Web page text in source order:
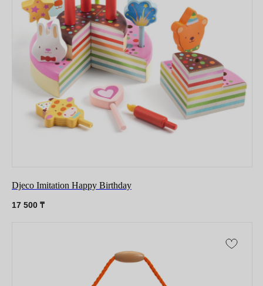
Djeco Imitation Happy Birthday
17 500 ₸